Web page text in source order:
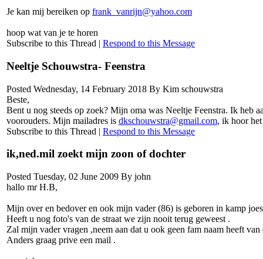
Je kan mij bereiken op frank_vanrijn@yahoo.com
hoop wat van je te horen
Subscribe to this Thread | Respond to this Message
Neeltje Schouwstra- Feenstra
Posted Wednesday, 14 February 2018 By Kim schouwstra
Beste,
Bent u nog steeds op zoek? Mijn oma was Neeltje Feenstra. Ik heb
voorouders. Mijn mailadres is dkschouwstra@gmail.com, ik hoor
Subscribe to this Thread | Respond to this Message
ik,ned.mil zoekt mijn zoon of dochter
Posted Tuesday, 02 June 2009 By john
hallo mr H.B,
Mijn over en bedover en ook mijn vader (86) is geboren in kamp
Heeft u nog foto's van de straat we zijn nooit terug geweest .
Zal mijn vader vragen ,neem aan dat u ook geen fam naam heeft
Anders graag prive een mail .